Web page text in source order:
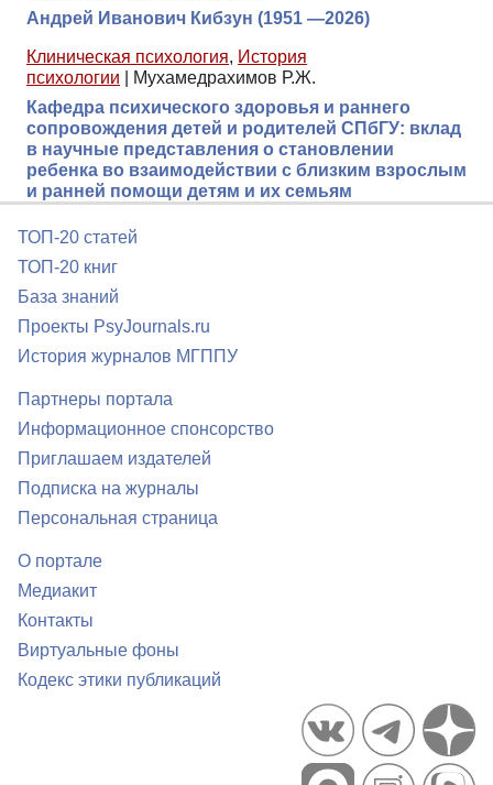
Андрей Иванович Кибзун (1951 —2026)
Клиническая психология, История
психологии
Мухамедрахимов Р.Ж.
Кафедра психического здоровья и раннего
сопровождения детей и родителей СПбГУ: вклад
в научные представления о становлении
ребенка во взаимодействии с близким взрослым
и ранней помощи детям и их семьям
ТОП-20 статей
ТОП-20 книг
База знаний
Проекты PsyJournals.ru
История журналов МГППУ
Партнеры портала
Информационное спонсорство
Приглашаем издателей
Подписка на журналы
Персональная страница
О портале
Медиакит
Контакты
Виртуальные фоны
Кодекс этики публикаций